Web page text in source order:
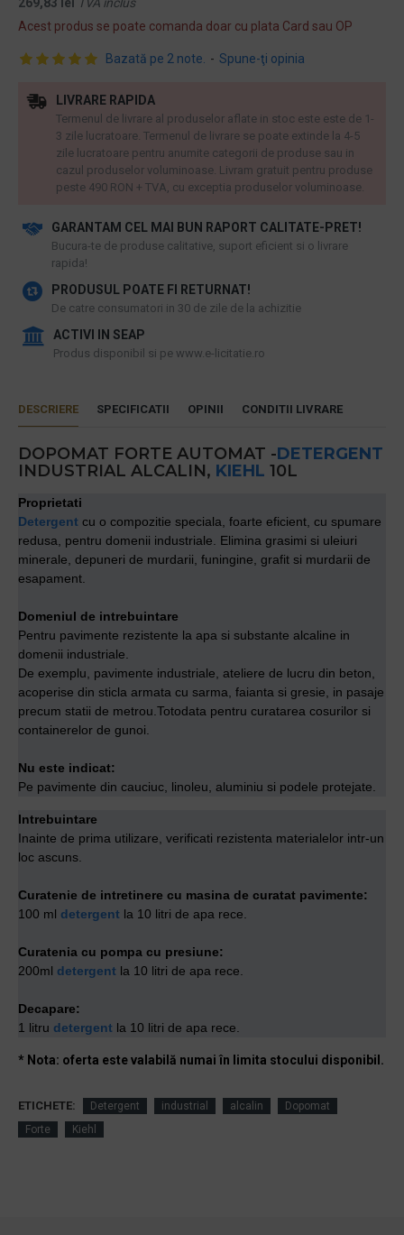
Bazată pe 2 note. - Spune-ţi opinia
Acest produs se poate comanda doar cu plata Card sau OP
GARANTAM CEL MAI BUN RAPORT CALITATE-PRET!
​Bucura-te de produse calitative, suport eficient si o livrare
rapida!
PRODUSUL POATE FI RETURNAT!
De catre consumatori in 30 de zile de la achizitie
ACTIVI IN SEAP
Produs disponibil si pe www.e-licitatie.ro
LIVRARE RAPIDA
Termenul de livrare al produselor aflate in stoc este este de 1-
3 zile lucratoare. Termenul de livrare se poate extinde la 4-5
zile lucratoare pentru anumite categorii de produse sau in
cazul produselor voluminoase. Livram gratuit pentru produse
peste 490 RON + TVA, cu exceptia produselor voluminoase.
DESCRIERE SPECIFICATII OPINII CONDITII LIVRARE
DOPOMAT FORTE AUTOMAT -DETERGENT
INDUSTRIAL ALCALIN, KIEHL 10L
Proprietati
Detergent cu o compozitie speciala, foarte eficient, cu spumare
redusa, pentru domenii industriale. Elimina grasimi si uleiuri
minerale, depuneri de murdarii, funingine, grafit si murdarii de
esapament.
Domeniul de intrebuintare
Pentru pavimente rezistente la apa si substante alcaline in
domenii industriale.
De exemplu, pavimente industriale, ateliere de lucru din beton,
acoperise din sticla armata cu sarma, faianta si gresie, in pasaje
precum statii de metrou.Totodata pentru curatarea cosurilor si
containerelor de gunoi.
Nu este indicat:
Pe pavimente din cauciuc, linoleu, aluminiu si podele protejate.
Intrebuintare
Inainte de prima utilizare, verificati rezistenta materialelor intr-un
loc ascuns.
Curatenie de intretinere cu masina de curatat pavimente:
100 ml detergent la 10 litri de apa rece.
Curatenia cu pompa cu presiune:
200ml detergent la 10 litri de apa rece.
Decapare:
1 litru detergent la 10 litri de apa rece.
* Nota: oferta este valabilă numai în limita stocului disponibil.
ETICHETE: Detergent industrial alcalin
Dopomat
Forte
Kiehl